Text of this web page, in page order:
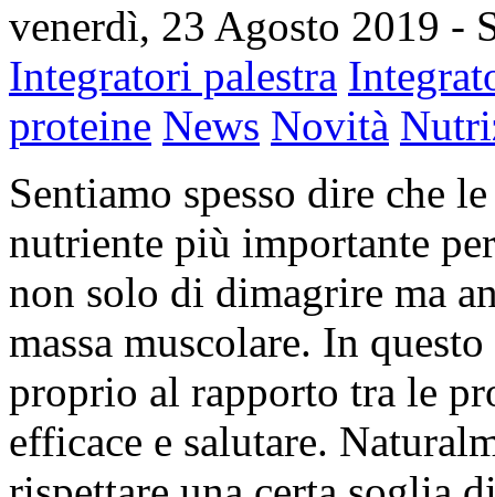
venerdì, 23 Agosto 2019 -
Integratori palestra
proteine News Novità
Sentiamo spesso dire che
nutriente più importante
non solo di dimagrire ma
massa muscolare. In
proprio al rapporto tra le
efficace e salutare.